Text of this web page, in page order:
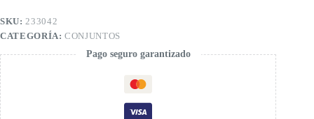
SKU:233042
CATEGORÍA:CONJUNTOS
Pago seguro garantizado